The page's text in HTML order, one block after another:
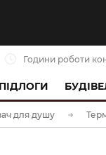
Години роботи
для душу